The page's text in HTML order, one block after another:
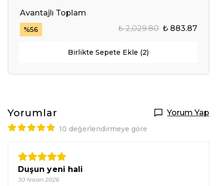
Avantajlı Toplam
%56 ₺ 2,029.80 ₺ 883.87
Birlikte Sepete Ekle (2)
Yorumlar Yorum Yap
10 değerlendirmeye göre
Duşun yeni hali
30 Nisan 2026